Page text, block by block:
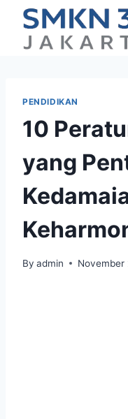
content
PENDIDIKAN
10
yang
By admin November